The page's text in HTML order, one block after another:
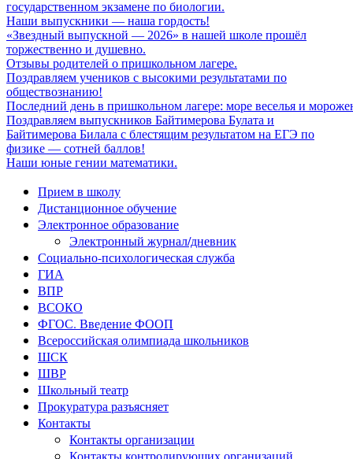
государственном экзамене по биологии.
Наши выпускники — наша гордость!
«Звездный выпускной — 2026» в нашей школе прошёл
торжественно и душевно.
Отзывы родителей о пришкольном лагере.
Поздравляем учеников с высокими результатами по
обществознанию!
Последний день в пришкольном лагере: море веселья и
Поздравляем выпускников Байтимерова Булата и
Байтимерова Билала с блестящим результатом на ЕГЭ по
физике — сотней баллов!
Наши юные гении математики.
Прием в школу
Дистанционное обучение
Электронное образование
Электронный журнал/дневник
Социально-психологическая служба
ГИА
ВПР
ВСОКО
ФГОС. Введение ФООП
Всероссийская олимпиада школьников
ШСК
ШВР
Школьный театр
Прокуратура разъясняет
Контакты
Контакты организации
Контакты контролирующих организаций